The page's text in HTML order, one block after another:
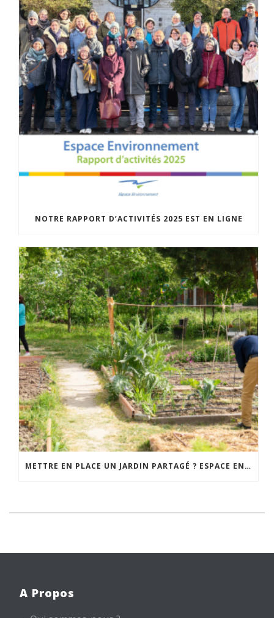
NOTRE RAPPORT D’ACTIVITÉS 2025 EST EN LIGNE
METTRE EN PLACE UN JARDIN PARTAGÉ ? ESPACE ENVIRONNEMENT VOUS ACCOMPAGNE
A Propos